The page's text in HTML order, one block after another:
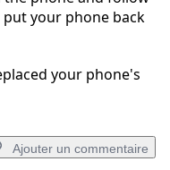
your phone back
your phone's
Ajouter un commentaire